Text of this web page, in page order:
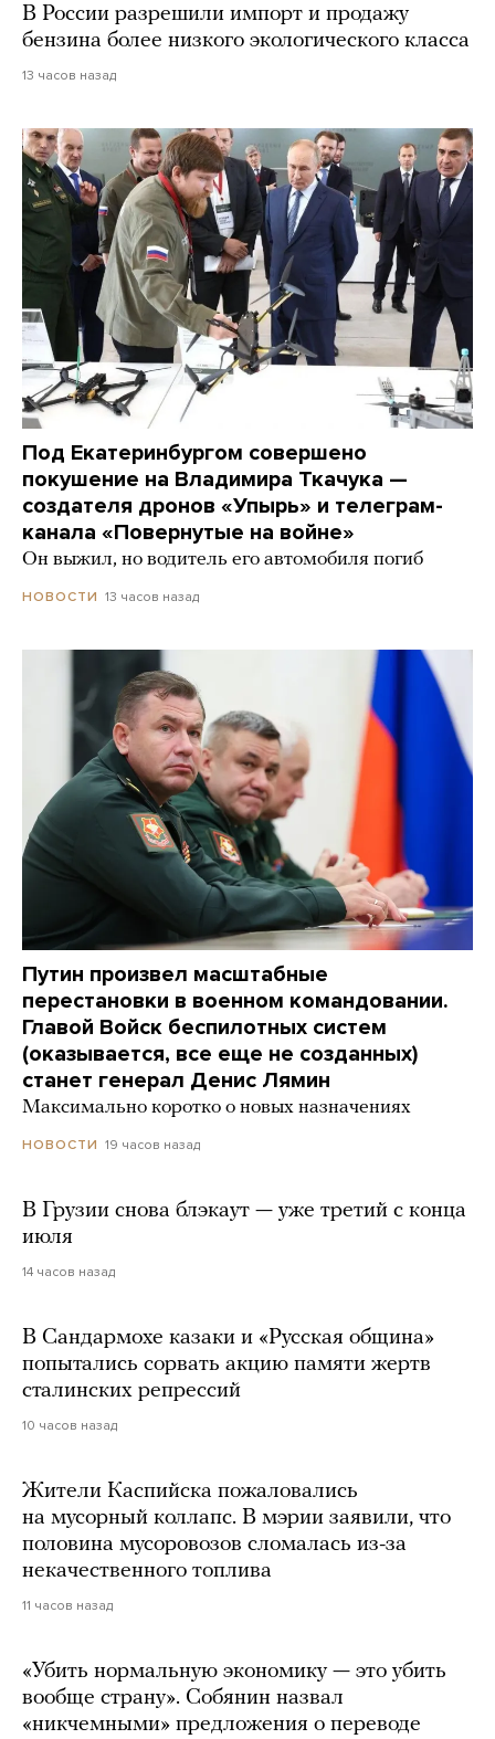
В России разрешили импорт и продажу
бензина более низкого экологического класса
13 часов назад
Под Екатеринбургом совершено
покушение на Владимира Ткачука —
создателя дронов «Упырь» и телеграм-
канала «Повернутые на войне»
Он выжил, но водитель его автомобиля погиб
НОВОСТИ 13 часов назад
Путин произвел масштабные
перестановки в военном командовании.
Главой Войск беспилотных систем
(оказывается, все еще не созданных)
станет генерал Денис Лямин
Максимально коротко о новых назначениях
НОВОСТИ 19 часов назад
В Грузии снова блэкаут — уже третий с конца
июля
14 часов назад
В Сандармохе казаки и «Русская община»
попытались сорвать акцию памяти жертв
сталинских репрессий
10 часов назад
Жители Каспийска пожаловались
на мусорный коллапс. В мэрии заявили, что
половина мусоровозов сломалась из-за
некачественного топлива
11 часов назад
«Убить нормальную экономику — это убить
вообще страну». Собянин назвал
«никчемными» предложения о переводе